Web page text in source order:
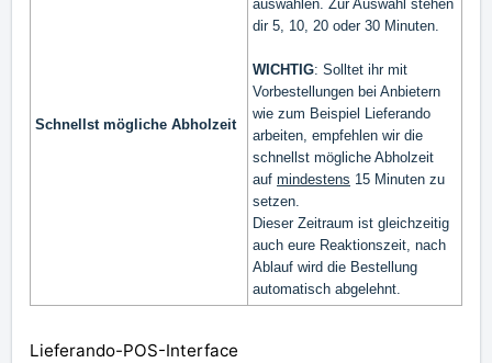
Schnellst mögliche Abholzeit
auswählen. Zur Auswahl stehen
dir 5, 10, 20 oder 30 Minuten.
WICHTIG: Solltet ihr mit
Vorbestellungen bei Anbietern
wie zum Beispiel Lieferando
arbeiten, empfehlen wir die
schnellst mögliche Abholzeit
auf mindestens 15 Minuten zu
setzen.
Dieser Zeitraum ist gleichzeitig
auch eure Reaktionszeit, nach
Ablauf wird die Bestellung
automatisch abgelehnt.
Lieferando-POS-Interface